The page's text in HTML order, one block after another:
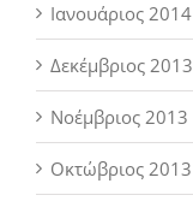
Ιανουάριος 2014
Δεκέμβριος 2013
Νοέμβριος 2013
Οκτώβριος 2013